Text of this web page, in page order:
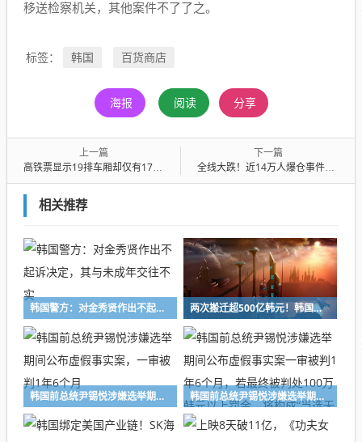
移送检察机关，其他案件不了了之。
标签： 韩国 百货商店
海报 阅读 分享
上一篇
高铁票显示19排车厢却仅有17排？官方情况说明
下一篇
全线大跌！近14万人爆仓事件突发
相关推荐
韩国警方：对金秀贤作出不起诉决定，其与未成年交往不实 两次搬迁超500亿韩元！韩国国防部开始迁回原址，尹锡悦在任时的桑拿房将拆除
韩国前总统尹锡悦涉嫌选举期间公布虚假事实案，一审被判1年6个月 韩国前总统尹锡悦涉嫌选举期间公布虚假事实案一审被判1年6个月，若最终被判处100万韩元以上罚金，将构成“当选无效”